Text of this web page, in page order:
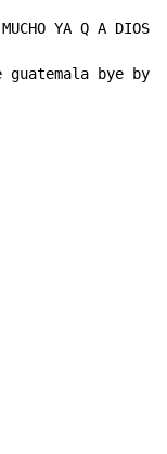
YA Q A DIOS
bye bye